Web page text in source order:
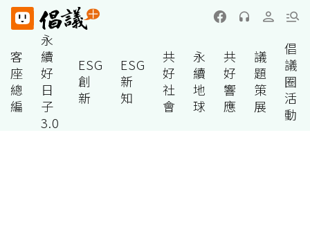
客
座
總
編
永
續
好
日
子
3.0
ESG
創
新
ESG
新
知
共
好
社
會
永
續
地
球
共
好
響
應
議
題
策
展
倡
議
圈
活
動